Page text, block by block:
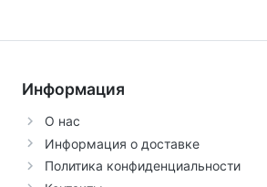
Информация
О нас
Информация о доставке
Политика конфиденциальности